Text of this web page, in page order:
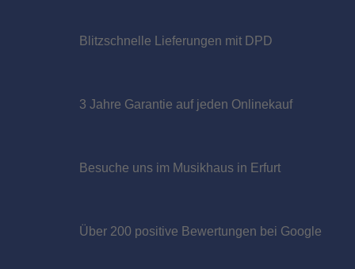
Roland V71 Sound Modul Retoure - RETOURE
Blitzschnelle Lieferungen mit DPD
3 Jahre Garantie auf jeden Onlinekauf
Besuche uns im Musikhaus in Erfurt
Über 200 positive Bewertungen bei Google